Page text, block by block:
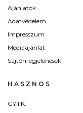
Ajánlatok
Adatvédelem
Impresszum
Médiaajánlat
Sajtómegjelenések
HASZNOS
GY.I.K.